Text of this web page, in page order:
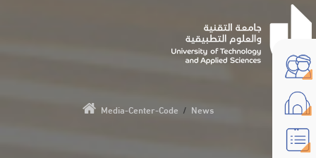
Media-Center-Code / News